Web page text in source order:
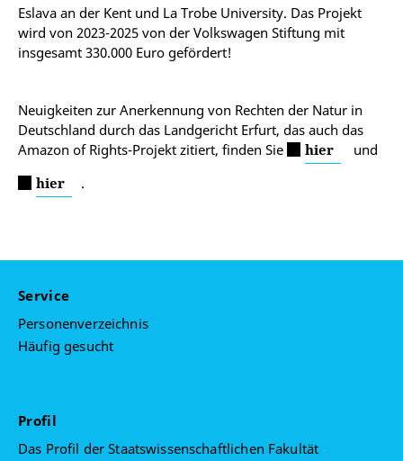
Eslava an der Kent und La Trobe University. Das Projekt
wird von 2023-2025 von der Volkswagen Stiftung mit
insgesamt 330.000 Euro gefördert!
Neuigkeiten zur Anerkennung von Rechten der Natur in
Deutschland durch das Landgericht Erfurt, das auch das
Amazon of Rights-Projekt zitiert, finden Sie
hier
und
hier
.
Service
Personenverzeichnis
Häufig gesucht
Profil
Das Profil der Staatswissenschaftlichen Fakultät